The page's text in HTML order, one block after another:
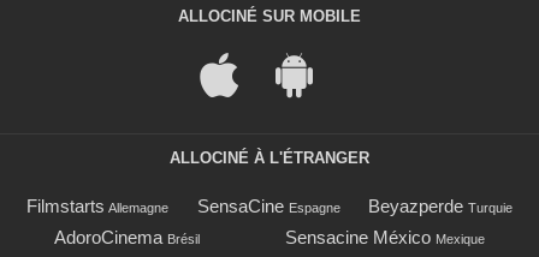
ALLOCINÉ SUR MOBILE
ALLOCINÉ À L'ÉTRANGER
Filmstarts Allemagne SensaCine Espagne Beyazperde Turquie
AdoroCinema Brésil Sensacine México Mexique